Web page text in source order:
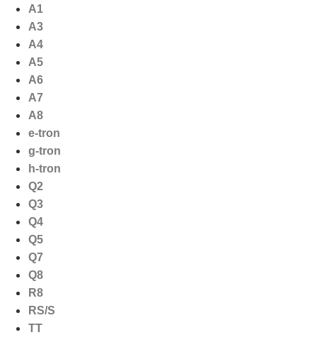
naar
inhoud
A1
A3
A4
A5
A6
A7
A8
e-tron
g-tron
h-tron
Q2
Q3
Q4
Q5
Q7
Q8
R8
RS/S
TT